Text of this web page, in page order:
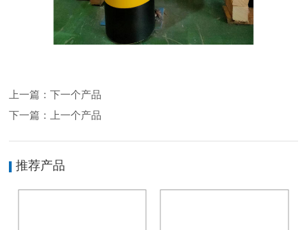
上一篇：下一个产品
下一篇：
上一个产品
推荐产品